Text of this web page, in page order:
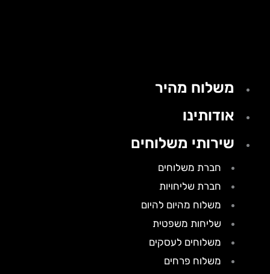
משלוח מהיר
אודותינו
שירותי משלוחים
חברת משלוחים
חברת שליחויות
משלוח מהיום להיום
שליחות משפטית
משלוחים לעסקים
משלוח פרחים